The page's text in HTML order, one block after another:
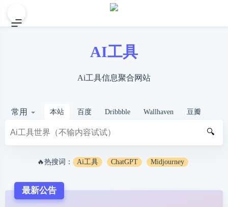
AI工具
Ai工具信息聚合网站
常用 本站 百度 Dribbble Wallhaven 豆瓣
🔍
🔥热搜词： Ai工具 ChatGPT Midjourney
最新公告